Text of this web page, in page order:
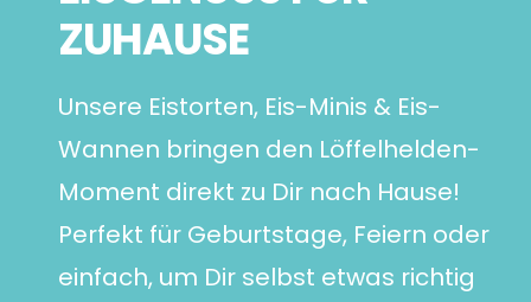
ZUHAUSE
Unsere Eistorten, Eis-Minis & Eis-
Wannen bringen den Löffelhelden-
Moment direkt zu Dir nach Hause!
Perfekt für Geburtstage, Feiern oder
einfach, um Dir selbst etwas richtig